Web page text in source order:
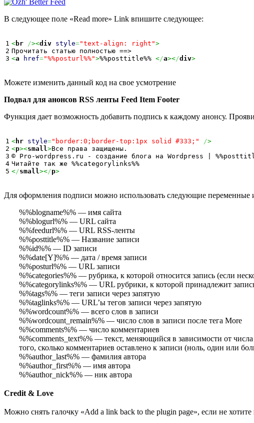
В следующее поле «Read more» Link впишите следующее:
1
2
<br /><div style="text-align: right">
<a href="%%posturl%%">%%posttitle%% </a></div>
Можете изменить данный код на свое усмотрение
Подвал для анонсов RSS ленты Feed Item Footer
Функция дает возможность добавить подпись к каждому анонсу.
1
2
3
4
< hr style="border:0;border-top:1px solid #333;" />
<p><small >Все права защищены.
© Pro-wordpress.ru - создание блога на Wordpress |
</small ></p>
Для оформления подписи можно использовать следующие переменные
%%blogname%% — имя сайта
%%blogurl%% — URL сайта
%%feedurl%% — URL RSS-ленты
%%posttitle%% — Название записи
%%id%% — ID записи
%%date[Y]%% — дата / время записи
%%posturl%% — URL записи
%%categories%% — рубрика, к которой относится запись (если
%%categorylinks%% — URL рубрики, к которой принадлежит
%%tags%% — теги записи через запятую
%%taglinks%% — URL’ы тегов записи через запятую
%%wordcount%% — всего слов в записи
%%wordcount_remain%% — число слов в записи после тега More
%%comments%% — число комментариев
%%comments_text%% — текст, меняющийся в зависимости от
того, сколько комментариев оставлено к записи (ноль, один или
%%author_last%% — фамилия автора
%%author_first%% — имя автора
%%author_nick%% — ник автора
Credit & Love
Можно снять галочку «Add a link back to the plugin page», если не